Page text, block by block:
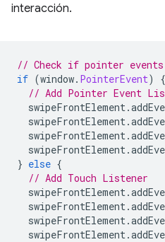
interacción.
// Check if pointer events
if (window. PointerEvent)
{
// Add Pointer Event
swipeFrontElement .
swipeFrontElement .
swipeFrontElement .
swipeFrontElement .
} else {
// Add Touch Listener
swipeFrontElement .
swipeFrontElement .
swipeFrontElement .
swipeFrontElement .